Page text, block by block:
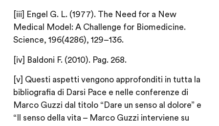
[iii] Engel G. L. (1977). The Need for a New
Medical Model: A Challenge for Biomedicine.
Science, 196(4286), 129–136.
[iv] Baldoni F. (2010). Pag. 268.
[v] Questi aspetti vengono approfonditi in tutta la
bibliografia di Darsi Pace e nelle conferenze di
Marco Guzzi dal titolo “Dare un senso al dolore” e
“Il senso della vita – Marco Guzzi interviene su